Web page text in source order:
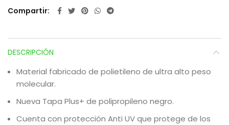
Compartir
DESCRIPCIÓN
Material fabricado de polietileno de ultra alto peso
molecular.
Nueva Tapa Plus+ de polipropileno negro.
Cuenta con protección Anti UV que protege de los